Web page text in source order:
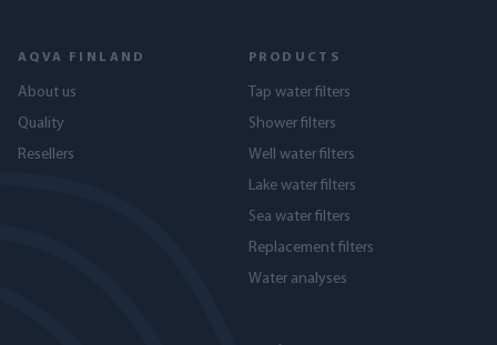
AQVA FINLAND
About us
Quality
Resellers
PRODUCTS
Tap water filters
Shower filters
Well water filters
Lake water filters
Sea water filters
Replacement filters
Water analyses